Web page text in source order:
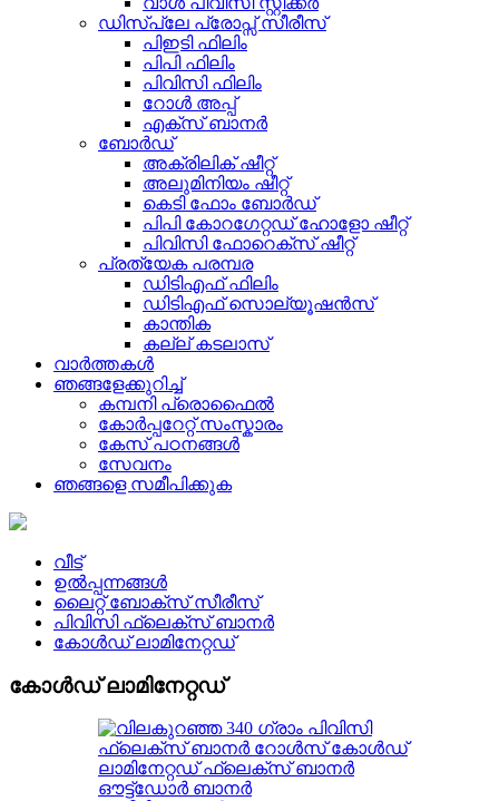
ഡിസ്പ്ലേ പ്രോപ്സ് സീരീസ്
പിഇടി ഫിലിം
പിപി ഫിലിം
പിവിസി ഫിലിം
റോൾ അപ്പ്
എക്സ് ബാനർ
ബോർഡ്
അക്രിലിക് ഷീറ്റ്
അലുമിനിയം ഷീറ്റ്
കെടി ഫോം ബോർഡ്
പിപി കോറഗേറ്റഡ് ഹോളോ ഷീറ്റ്
പിവിസി ഫോറെക്സ് ഷീറ്റ്
പ്രത്യേക പരമ്പര
ഡിടിഎഫ് ഫിലിം
ഡിടിഎഫ് സൊല്യൂഷൻസ്
കാന്തിക
കല്ല് കടലാസ്
വാർത്തകൾ
ഞങ്ങളേക്കുറിച്ച്
കമ്പനി പ്രൊഫൈൽ
കോർപ്പറേറ്റ് സംസ്കാരം
കേസ് പഠനങ്ങൾ
സേവനം
ഞങ്ങളെ സമീപിക്കുക
വീട്
ഉൽപ്പന്നങ്ങൾ
ലൈറ്റ് ബോക്സ് സീരീസ്
പിവിസി ഫ്ലെക്സ് ബാനർ
കോൾഡ് ലാമിനേറ്റഡ്
കോൾഡ് ലാമിനേറ്റഡ്